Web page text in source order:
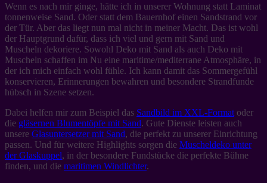
Wenn es nach mir ginge, hätte ich in unserer Wohnung statt Laminat
tonnenweise Sand. Oder statt dem Bauernhof einen Sandstrand vor
der Tür. Aber das liegt nun mal nicht in meiner Macht. Das ist wohl
der Hauptgrund dafür, dass ich viel und gern mit Sand und
Muscheln dekoriere. Sowohl Deko mit Sand als auch Deko mit
Muscheln schaffen im Nu eine maritime/mediterrane Atmosphäre, in
der ich mich einfach wohl fühle. Ich kann damit das Sommergefühl
konservieren, Erinnerungen bewahren und besondere Strandfunde
hübsch in Szene setzen.
Dabei helfen mir zum Beispiel das Sandbild im XXL-Format oder
die gläsernen Blumentöpfe mit Sand. Gute Dienste leisten auch
unsere Glasuntersetzer mit Sand, die perfekt zu unserer Einrichtung
passen. Und für weitere Highlights sorgen die Muscheldeko unter
der Glaskuppel, in der besondere Fundstücke die perfekte Bühne
finden, und die maritimen Windlichter.